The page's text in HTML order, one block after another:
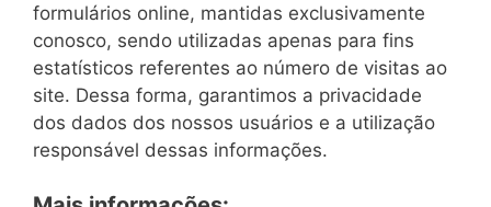
formulários online, mantidas exclusivamente
conosco, sendo utilizadas apenas para fins
estatísticos referentes ao número de visitas ao
site. Dessa forma, garantimos a privacidade
dos dados dos nossos usuários e a utilização
responsável dessas informações.